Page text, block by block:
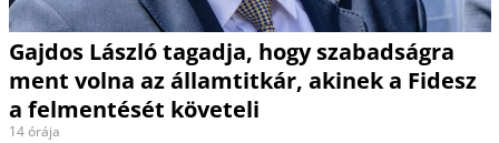
Gajdos László tagadja, hogy szabadságra
ment volna az államtitkár, akinek a Fidesz
a felmentését követeli
14 órája